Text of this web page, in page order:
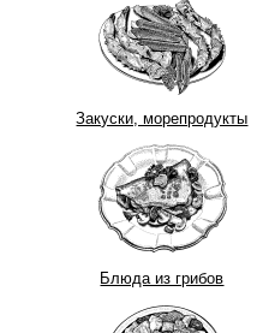
Закуски, морепродукты
Блюда из грибов